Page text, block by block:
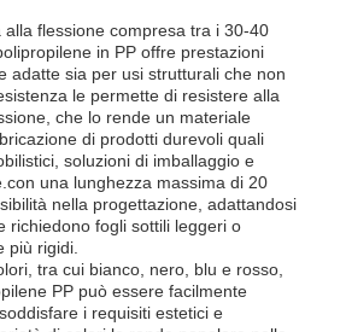
flessione compresa tra i 30-40
in PP offre prestazioni
adatte sia per usi strutturali che non
le permette di resistere alla
che lo rende un materiale
di prodotti durevoli quali
soluzioni di imballaggio e
una lunghezza massima di 20
nella progettazione, adattandosi
richiedono fogli sottili leggeri o
più rigidi.
tra cui bianco, nero, blu e rosso,
PP può essere facilmente
i requisiti estetici e